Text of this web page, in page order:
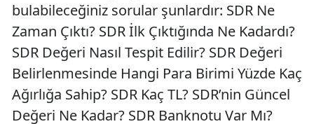
bulabileceğiniz sorular şunlardır: SDR Ne
Zaman Çıktı? SDR İlk Çıktığında Ne Kadardı?
SDR Değeri Nasıl Tespit Edilir? SDR Değeri
Belirlenmesinde Hangi Para Birimi Yüzde Kaç
Ağırlığa Sahip? SDR Kaç TL? SDR’nin Güncel
Değeri Ne Kadar? SDR Banknotu Var Mı?